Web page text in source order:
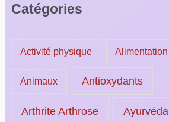
Catégories
Activité physique Alimentation
Animaux Antioxydants
Arthrite Arthrose Ayurvéda